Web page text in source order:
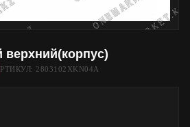
2803102XKN04A